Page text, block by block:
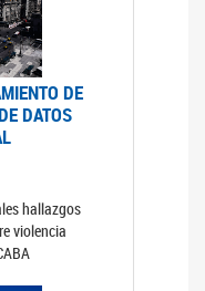
DE
DATOS
hallazgos
violencia